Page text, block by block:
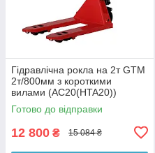
Гідравлічна рокла на 2т GTM
2т/800мм з короткими
вилами (AC20(HTA20))
Готово до відправки
12 800 ₴ 15 084 ₴